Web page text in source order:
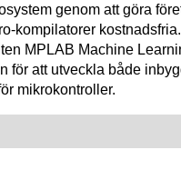
genom att göra
kompilatorer
MPLAB Machine
för att utveckla både
mikrokontroller.